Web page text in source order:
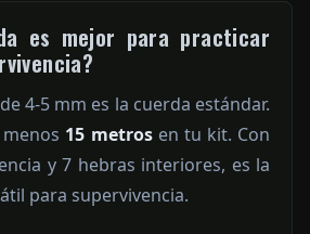
es mejor para practicar
de 4-5 mm es la cuerda estándar.
15 metrosen tu kit. Con
y 7 hebras interiores, es la
para supervivencia.